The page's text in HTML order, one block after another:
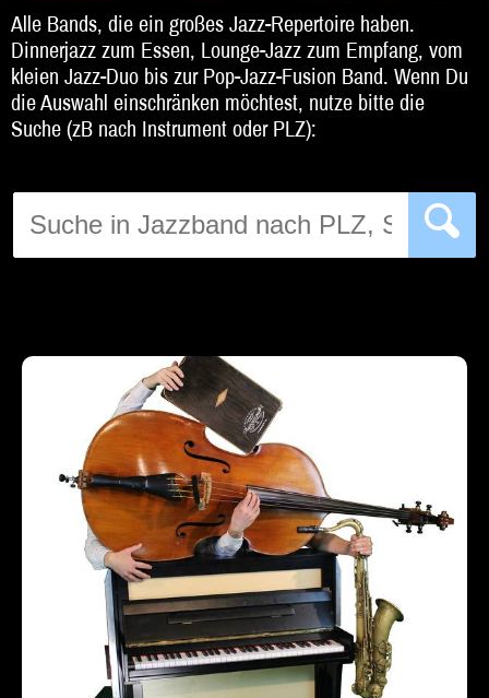
Zauberer & Co
Alleinunterhalter
Comedy
Hochzeitsband
Jazz & Swing
Latin & Salsa
Oktoberfestband
Rockband
Schlagerband
Walk-Act
Weltmusik
Sonstiges
Alle Bands, die ein großes Jazz-Repertoire haben.
Dinnerjazz zum Essen, Lounge-Jazz zum Empfang, vom
kleien Jazz-Duo bis zur Pop-Jazz-Fusion Band. Wenn Du
die Auswahl einschränken möchtest, nutze bitte die
Suche (zB nach Instrument oder PLZ):